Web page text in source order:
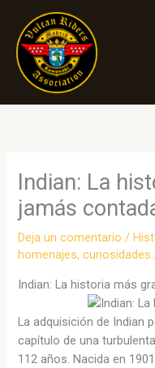
contenido
Indian: La
jamás
Deja un comentario /
homenajes,
Indian: La historia más
La adquisición de Indian
capítulo de una
112 años. Nacida en